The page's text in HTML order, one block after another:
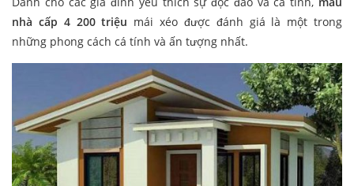
nhà cấp 4 200 triệu mái xéo được đánh giá là một trong
những phong cách cá tính và ấn tượng nhất.